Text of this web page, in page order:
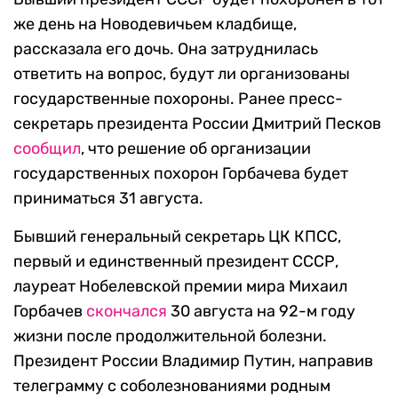
же день на Новодевичьем кладбище,
рассказала его дочь. Она затруднилась
ответить на вопрос, будут ли организованы
государственные похороны. Ранее пресс-
секретарь президента России Дмитрий Песков
сообщил, что решение об организации
государственных похорон Горбачева будет
приниматься 31 августа.
Бывший генеральный секретарь ЦК КПСС,
первый и единственный президент СССР,
лауреат Нобелевской премии мира Михаил
Горбачев скончался 30 августа на 92-м году
жизни после продолжительной болезни.
Президент России Владимир Путин, направив
телеграмму с соболезнованиями родным